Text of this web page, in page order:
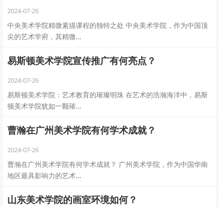
2024-07-26
中央美术学院精微素描课程的独特之处 中央美术学院，作为中国顶
尖的艺术学府，其精微…
易斯顿美术学院宣传推广有何亮点？
2024-07-26
易斯顿美术学院：艺术教育的璀璨明珠 在艺术的浩瀚海洋中，易斯
顿美术学院犹如一颗璀…
曹瀚在广州美术学院有何学术成就？
2024-07-26
曹瀚在广州美术学院有何学术成就？ 广州美术学院，作为中国华南
地区最具影响力的艺术…
山东美术学院的画室环境如何？